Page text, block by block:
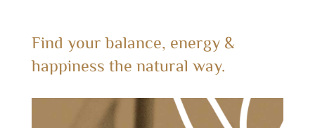
Find your balance, energy &
happiness the natural way.